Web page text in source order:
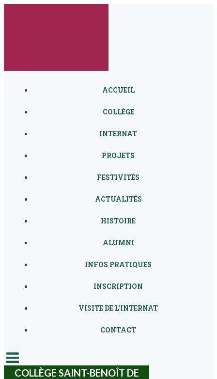
ACCUEIL
COLLÈGE
INTERNAT
PROJETS
FESTIVITÉS
ACTUALITÉS
HISTOIRE
ALUMNI
INFOS PRATIQUES
INSCRIPTION
VISITE DE L’INTERNAT
CONTACT
COLLÈGE SAINT-BENOÎT DE